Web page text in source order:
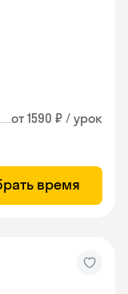
от 1590 ₽ / урок
время